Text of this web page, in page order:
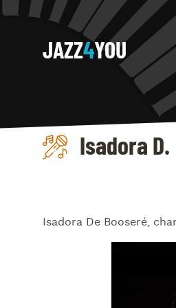
JAZZ4YOU
Isadora D.
Isadora De Booseré,